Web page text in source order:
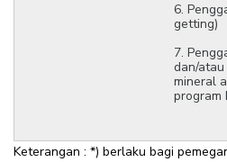
6.
getting)
7.
dan/
mineral
program
Keterangan : *) berlaku bagi